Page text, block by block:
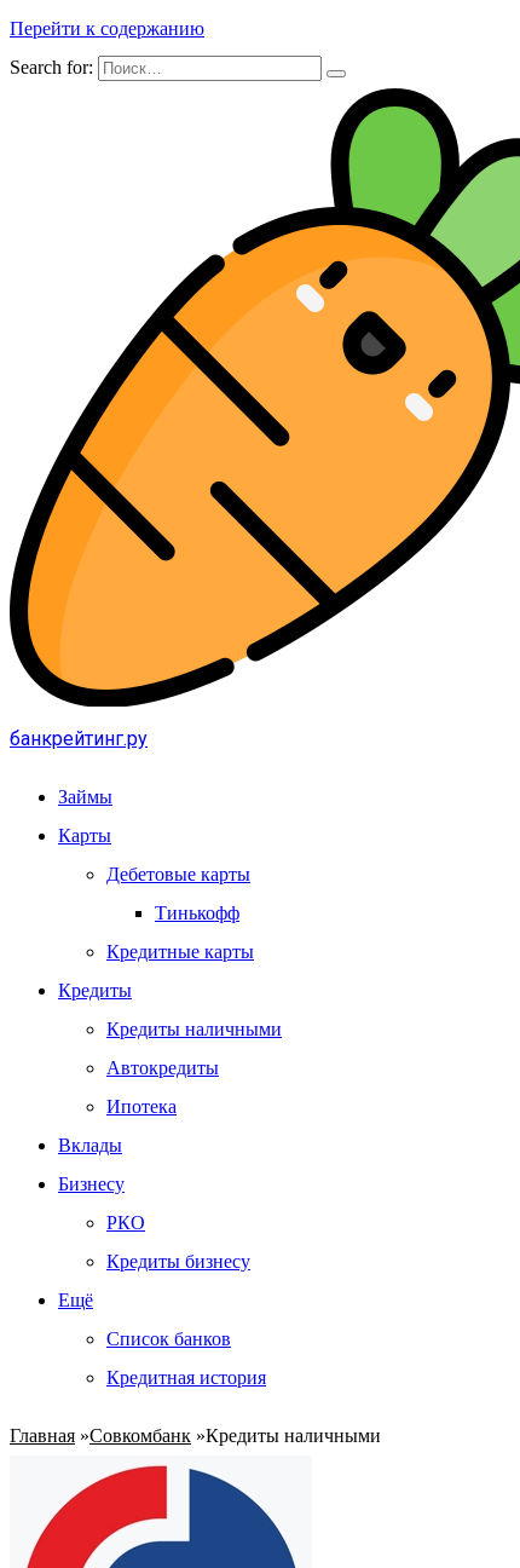
Перейти к содержанию
Search for:
банкрейтинг.ру
Займы
Карты
Дебетовые карты
Тинькофф
Кредитные карты
Кредиты
Кредиты наличными
Автокредиты
Ипотека
Вклады
Бизнесу
РКО
Кредиты бизнесу
Ещё
Список банков
Кредитная история
Главная »Совкомбанк »Кредиты наличными